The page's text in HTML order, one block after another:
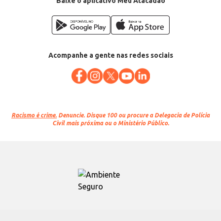
Acompanhe a gente nas redes sociais
Racismo é crime. Denuncie. Disque 100 ou procure a Delegacia de Polícia
Civil mais próxima ou o Ministério Público.